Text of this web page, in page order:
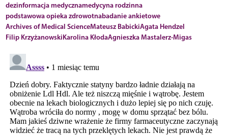
dezinformacja medycznamedycyna rodzinna
podstawowa opieka zdrowotnabadanie ankietowe
Archives of Medical ScienceMateusz BabickiAgata Hendzel
Filip KrzyżanowskiKarolina KłodaAgnieszka Mastalerz-Migas